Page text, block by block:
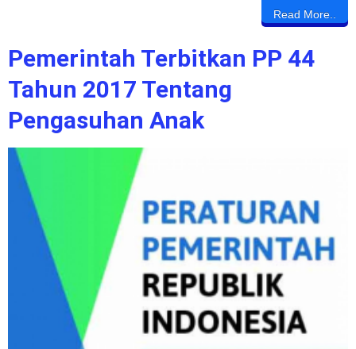
Read More..
Pemerintah Terbitkan PP 44
Tahun 2017 Tentang
Pengasuhan Anak